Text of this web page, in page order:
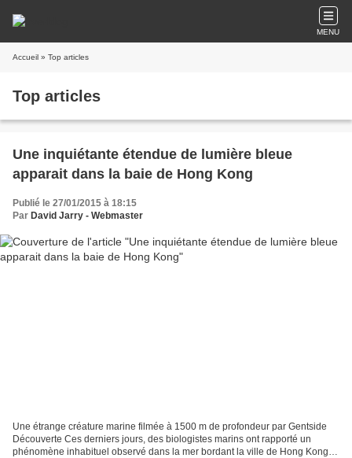
MENU
Accueil » Top articles
Top articles
Une inquiétante étendue de lumière bleue
apparait dans la baie de Hong Kong
Publié le 27/01/2015 à 18:15
Par David Jarry - Webmaster
Une étrange créature marine filmée à 1500 m de profondeur par Gentside
Découverte Ces derniers jours, des biologistes marins ont rapporté un
phénomène inhabituel observé dans la mer bordant la ville de Hong Kong,